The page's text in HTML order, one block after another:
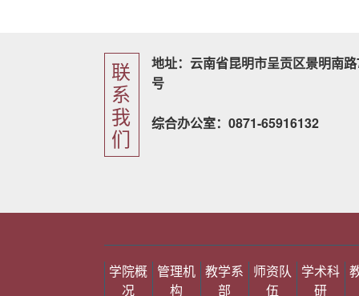
联
系
我
们
地址：云南省昆明市呈贡区景明南
号
综合办公室：0871-65916132
学院概
况
管理机
构
教学系
部
师资队
伍
学术科
研